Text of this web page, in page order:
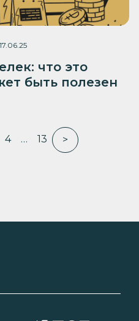
17.06.25
что это
быть полезен
4 … 13 >